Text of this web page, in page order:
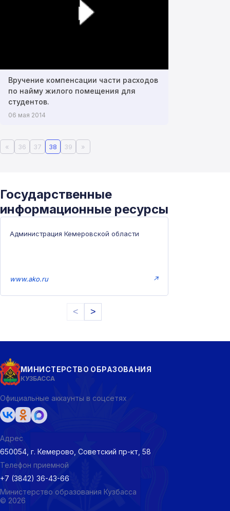
Вручение компенсации части расходов
по найму жилого помещения для
студентов.
06 мая 2014
« 36 37 38 39 »
Государственные
информационные ресурсы
Администрация Кемеровской области
www.ako.ru ↗
< >
МИНИСТЕРСТВО ОБРАЗОВАНИЯ
КУЗБАССА
Официальные аккаунты в соцсетях
Телефон приемной
+7 (3842) 36-43-66
Адрес
650054, г. Кемерово, Советский пр-кт, 58
Министерство образования Кузбасса
© 2026